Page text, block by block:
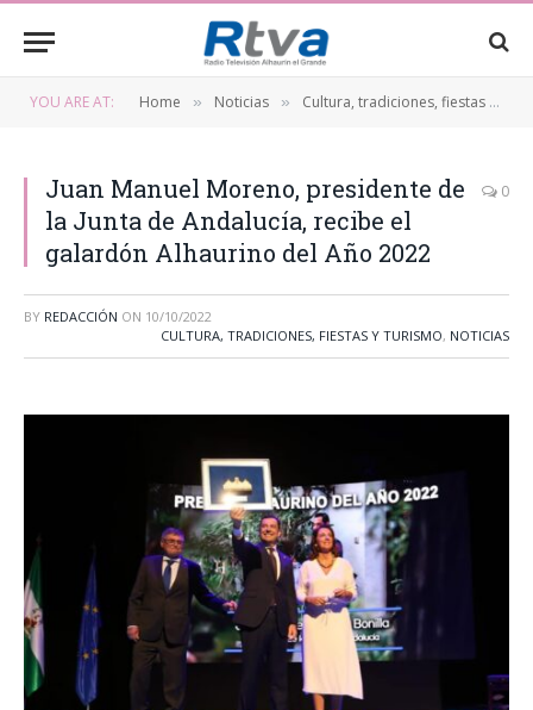
YOU ARE AT: Home » Noticias » Cultura, tradiciones, fiestas y turismo
Juan Manuel Moreno, presidente de
la Junta de Andalucía, recibe el
galardón Alhaurino del Año 2022
0
BY REDACCIÓN ON 10/10/2022
CULTURA, TRADICIONES, FIESTAS Y TURISMO, NOTICIAS